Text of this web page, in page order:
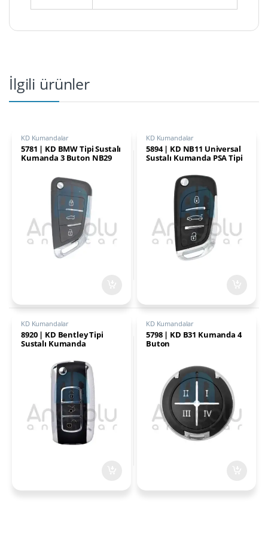
İlgili ürünler
KD Kumandalar
5781 | KD BMW Tipi Sustalı
Kumanda 3 Buton NB29
KD Kumandalar
5894 | KD NB11 Universal
Sustalı Kumanda PSA Tipi
KD Kumandalar
8920 | KD Bentley Tipi
Sustalı Kumanda
KD Kumandalar
5798 | KD B31 Kumanda 4
Buton